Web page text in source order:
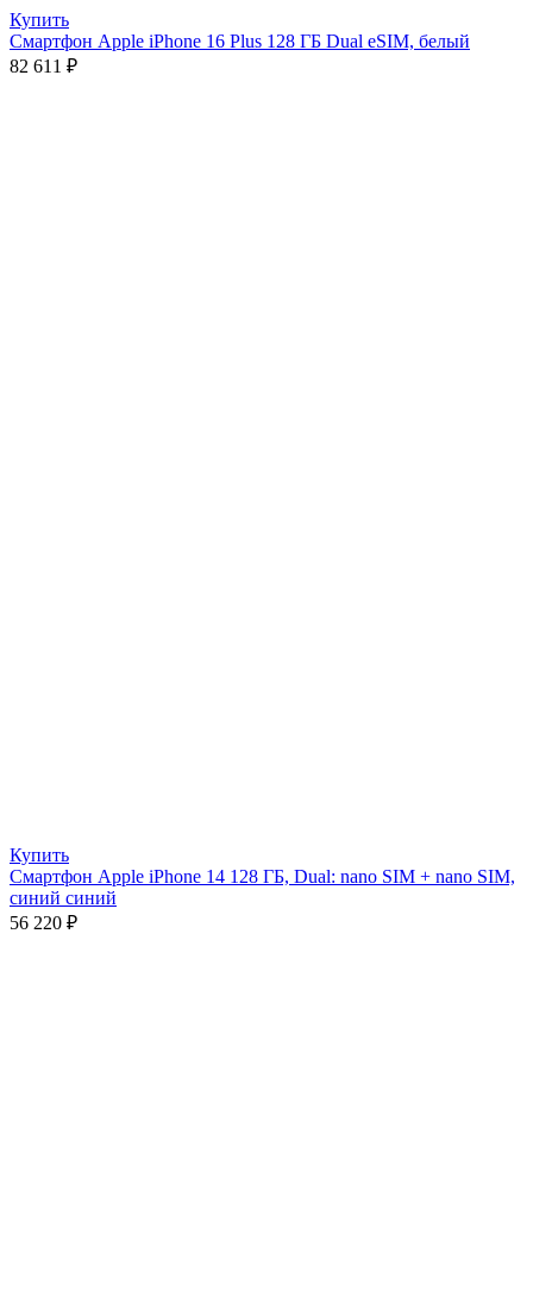
Купить
Смартфон Apple iPhone 16 Plus 128 ГБ Dual eSIM, белый
82 611 ₽
Купить
Смартфон Apple iPhone 14 128 ГБ, Dual: nano SIM + nano SIM,
синий синий
56 220 ₽